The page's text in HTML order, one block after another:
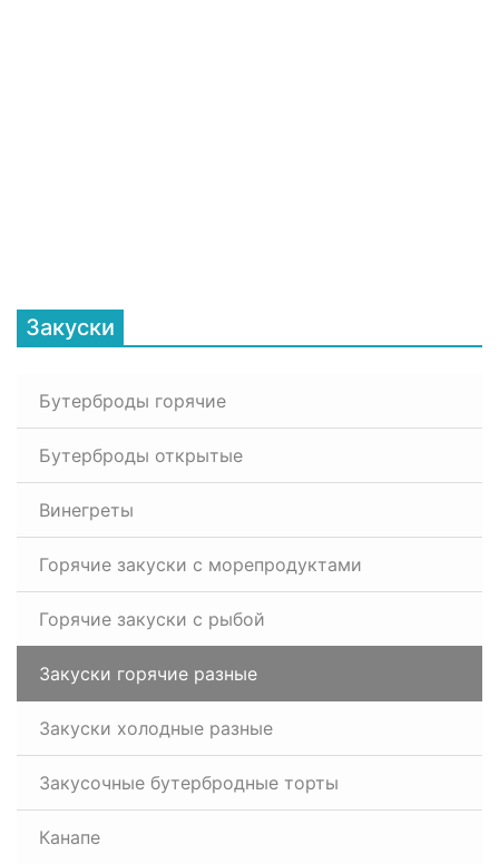
Закуски
Бутерброды горячие
Бутерброды открытые
Винегреты
Горячие закуски с морепродуктами
Горячие закуски с рыбой
Закуски горячие разные
Закуски холодные разные
Закусочные бутербродные торты
Канапе